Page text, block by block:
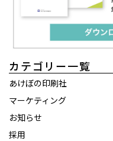
カテゴリー一覧
あけぼの印刷社
マーケティング
お知らせ
採用